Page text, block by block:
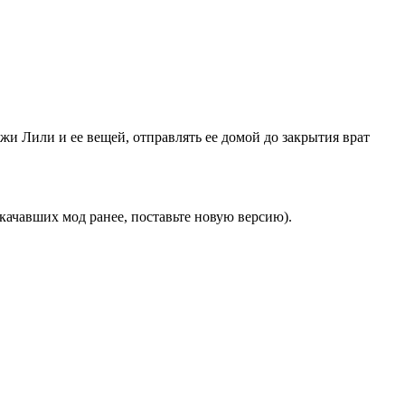
Лили и ее вещей, отправлять ее домой до закрытия врат
мод ранее, поставьте новую версию).